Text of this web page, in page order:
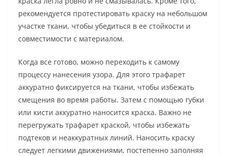
рекомендуется протестировать краску на небольшом
участке ткани, чтобы убедиться в ее стойкости и
совместимости с материалом.
Когда все готово, можно переходить к самому
процессу нанесения узора. Для этого трафарет
аккуратно фиксируется на ткани, чтобы избежать
смещения во время работы. Затем с помощью губки
или кисти аккуратно наносится краска. Важно не
перегружать трафарет краской, чтобы избежать
подтеков и неаккуратных линий. Наносить краску
следует легкими движениями, постепенно заполняя